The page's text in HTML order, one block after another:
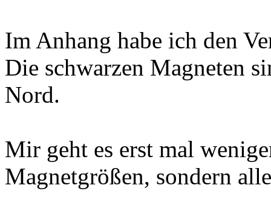
Im Anhang habe ich den
Die schwarzen Magneten
Nord.
Mir geht es erst mal
Magnetgrößen, sondern